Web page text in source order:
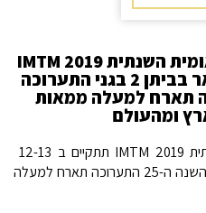
תערוכת התיירות הבינלאומית השנתית 2019 IMTM
תתקיים ב 12-13 לפברואר בביתן 2 בגני התערוכה
התערוכה תארח למעלה ממאות
ומהעולם
תערוכת התיירות הבינלאומית השנתית 2019 IMTM תתקיים ב 12-13
לפברואר בביתן 2 בגני התערוכה זו השנה ה-25 התערוכה תארח למעלה